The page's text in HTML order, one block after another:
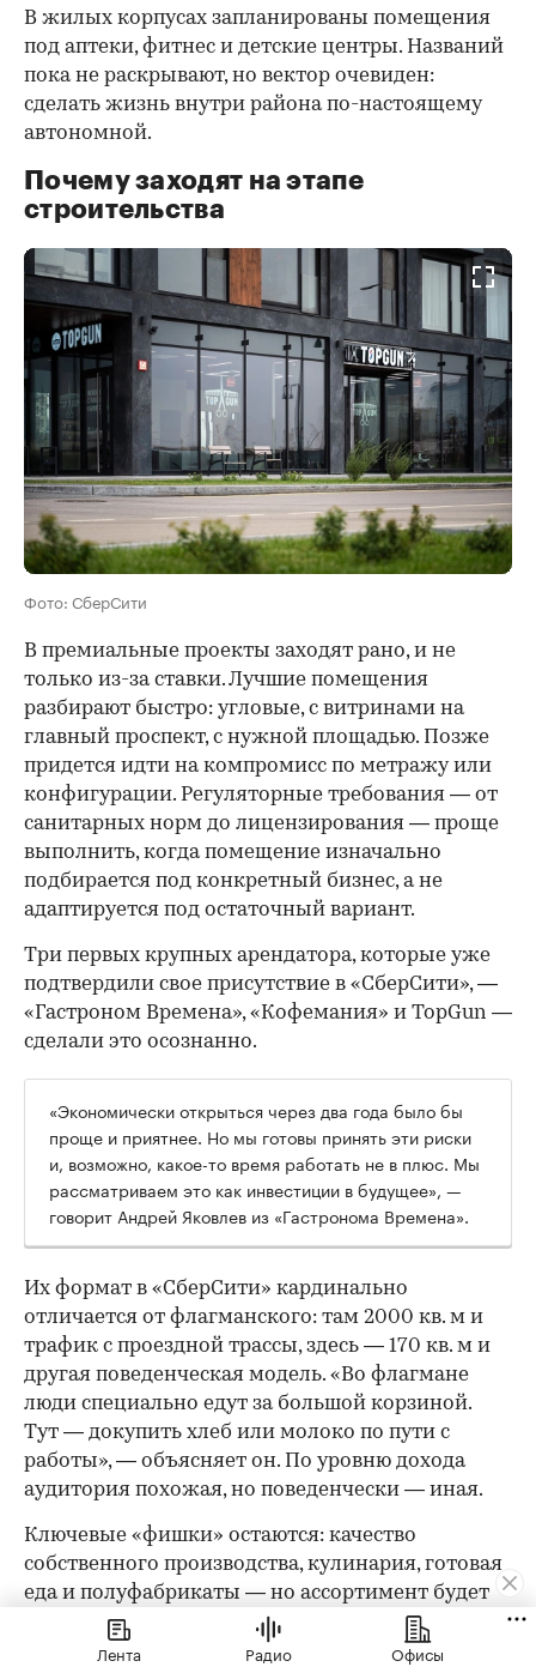
В жилых корпусах запланированы помещения
под аптеки, фитнес и детские центры. Названий
пока не раскрывают, но вектор очевиден:
сделать жизнь внутри района по-настоящему
автономной.
Почему заходят на этапе
строительства
Фото: СберСити
В премиальные проекты заходят рано, и не
только из-за ставки. Лучшие помещения
разбирают быстро: угловые, с витринами на
главный проспект, с нужной площадью. Позже
придется идти на компромисс по метражу или
конфигурации. Регуляторные требования — от
санитарных норм до лицензирования — проще
выполнить, когда помещение изначально
подбирается под конкретный бизнес, а не
адаптируется под остаточный вариант.
Три первых крупных арендатора, которые уже
подтвердили свое присутствие в «СберСити», —
«Гастроном Времена», «Кофемания» и TopGun —
сделали это осознанно.
«Экономически открыться через два года было бы
проще и приятнее. Но мы готовы принять эти риски
и, возможно, какое-то время работать не в плюс. Мы
рассматриваем это как инвестиции в будущее», —
говорит Андрей Яковлев из «Гастронома Времена».
Их формат в «СберСити» кардинально
отличается от флагманского: там 2000 кв. м и
трафик с проездной трассы, здесь — 170 кв. м и
другая поведенческая модель. «Во флагмане
люди специально едут за большой корзиной.
Тут — докупить хлеб или молоко по пути с
работы», — объясняет он. По уровню дохода
аудитория похожая, но поведенчески — иная.
Ключевые «фишки» остаются: качество
собственного производства, кулинария, готовая
еда и полуфабрикаты — но ассортимент будет
более узким, а формат сдвинется в сторону
ежедневных небольших покупок. Впрочем,
Лента Радио Офисы